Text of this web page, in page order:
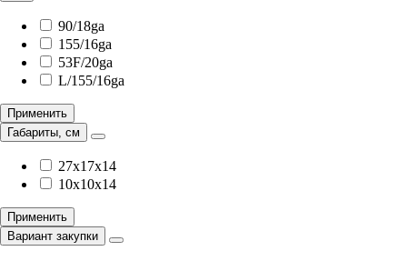
90/18ga
155/16ga
53F/20ga
L/155/16ga
Применить
Габариты, см
27x17x14
10x10x14
Применить
Вариант закупки